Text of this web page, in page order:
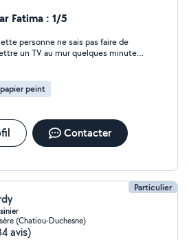
aide au déménagement...
Fatima : 1/5
personne ne sais pas faire de
un TV au mur quelques minutes
peint
Contacter
Particulier
(Chatiou-Duchesne)
avis)